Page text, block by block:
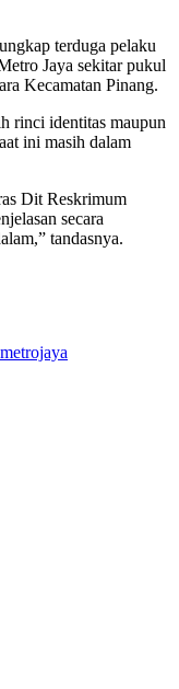
terduga pelaku
Jaya sekitar pukul
Kecamatan Pinang.
rinci identitas maupun
ini masih dalam
Dit Reskrimum
secara
tandasnya.